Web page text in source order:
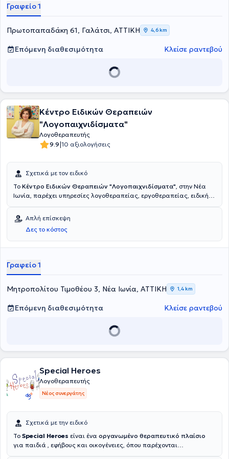
παρέχονται υπηρεσίες Συμβουλευτικής , Ψυχοεκπαίδευσης γονέων-
φροντιστών, οι οποίες σε συνδυασμό με τα εξατομικευμένα
προγράμματα για κάθε θεραπευμένο, στοχεύουν στην
λειτουργικότητα, ανεξαρτησία, συναισθηματική και επικοινωνιακή
ωρίμανση- αυτονομία του ατόμου.
Γραφείο 1
Πρωτοπαπαδάκη 61, Γαλάτσι, ΑΤΤΙΚΗ 4,6 km
Επόμενη διαθεσιμότητα Κλείσε ραντεβού
Κέντρο Ειδικών Θεραπειών
"Λογοπαιχνιδίσματα"
Λογοθεραπευτής
9.9|10 αξιολογήσεις
Σχετικά με τον ειδικό
Το Κέντρο Ειδικών Θεραπειών "Λογοπαιχνιδίσματα", στην Νέα
Ιωνία, παρέχει υπηρεσίες λογοθεραπείας, εργοθεραπείας, ειδικής
γονέων με Επιστημονική υπεύθυνη τη Λογοθεραπεύτρια Μητσιάκη
Κασσιανή. Σπούδασε Λογοθεραπεία στη Σχολή Επιστημών Υγείας
του Ανώτατου Τεχνολογικού Εκπαιδευτικού Ιδρύματος Ιωαννίνων
και είναι κάτοχος μεταπτυχιακού στην Ειδική Αγωγή και
έχοντας εργαστεί σε Κέντρα Ειδικών Θεραπειών και εξειδικεύεται
στις μαθησιακές δυσκολίες, στην καθυστέρηση λόγου, καθώς και
Απλή επίσκεψη
Δες το κόστος
Γραφείο 1
Μητροπολίτου Τιμοθέου 3, Νέα Ιωνία, ΑΤΤΙΚΗ 1,4 km
Επόμενη διαθεσιμότητα Κλείσε ραντεβού
Special Heroes
Λογοθεραπευτής
Νέος συνεργάτης
Σχετικά με την ειδικό
Το Special Heroes είναι ένα οργανωμένο θεραπευτικό πλαίσιο
για παιδιά , εφήβους και οικογένειες, όπου παρέχονται